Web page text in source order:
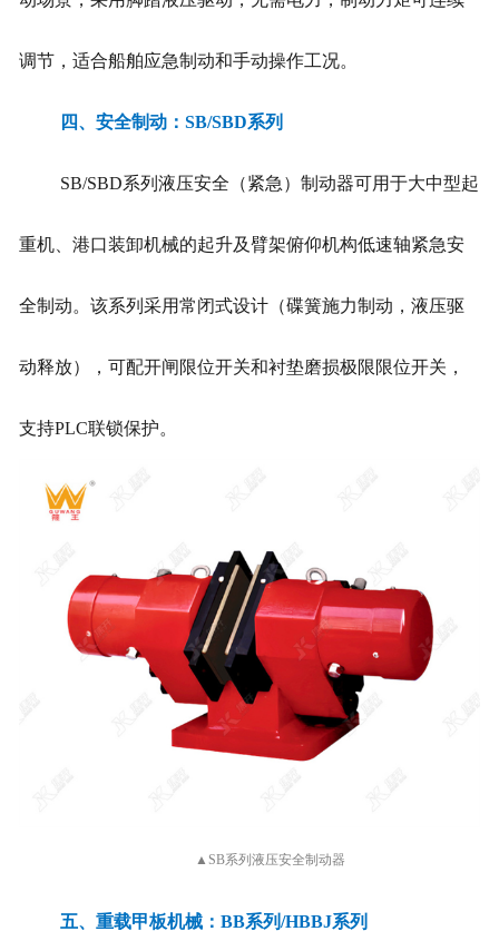
调节，适合船舶应急制动和手动操作工况。
四、安全制动：SB/SBD系列
SB/SBD系列液压安全（紧急）制动器可用于大中型起
重机、港口装卸机械的起升及臂架俯仰机构低速轴紧急安
全制动。该系列采用常闭式设计（碟簧施力制动，液压驱
动释放），可配开闸限位开关和衬垫磨损极限限位开关，
支持PLC联锁保护。
▲SB系列液压安全制动器
五、重载甲板机械：BB系列/HBBJ系列